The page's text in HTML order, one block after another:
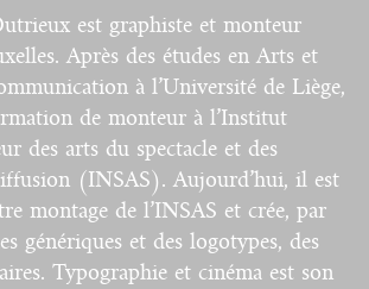
est graphiste et monteur
Après des études en Arts et
à l’Université de Liège,
de monteur à l’Institut
des arts du spectacle et des
(INSAS). Aujourd’hui, il est
montage de l’INSAS et crée, par
génériques et des logotypes, des
Typographie et cinéma est son